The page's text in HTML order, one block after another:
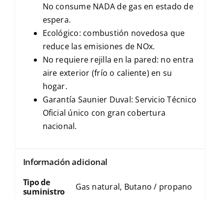
No consume NADA de gas en estado de
espera.
Ecológico: combustión novedosa que
reduce las emisiones de NOx.
No requiere rejilla en la pared: no entra
aire exterior (frío o caliente) en su
hogar.
Garantía Saunier Duval: Servicio Técnico
Oficial único con gran cobertura
nacional.
Información adicional
Tipo de
suministro
Gas natural, Butano / propano